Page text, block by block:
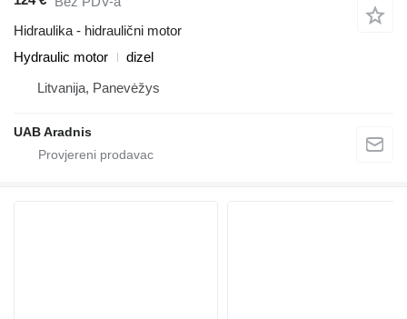
Hidraulika - hidraulični motor
Hydraulic motor
dizel
Litvanija, Panevėžys
UAB Aradnis